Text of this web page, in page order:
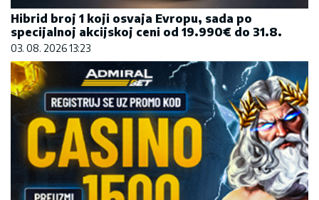
Hibrid broj 1 koji osvaja Evropu, sada po
specijalnoj akcijskoj ceni od 19.990€ do 31.8.
03. 08. 2026 13:23